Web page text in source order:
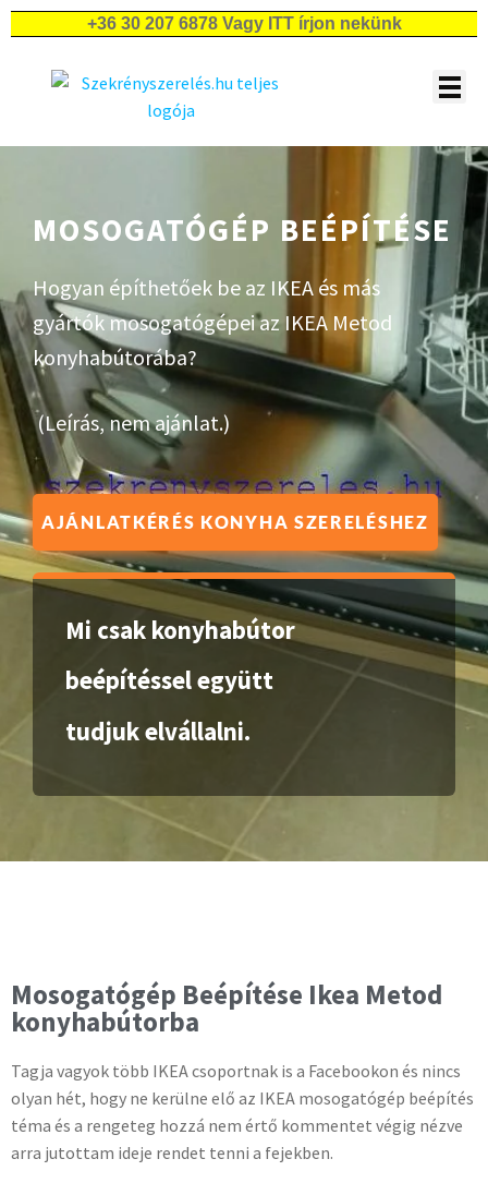
+36 30 207 6878 Vagy ITT írjon nekünk
MOSOGATÓGÉP BEÉPÍTÉSE
Hogyan építhetőek be az IKEA és más
gyártók mosogatógépei az IKEA Metod
konyhabútorába?
(Leírás, nem ajánlat.)
AJÁNLATKÉRÉS KONYHA SZERELÉSHEZ
Mi csak konyhabútor
beépítéssel együtt
tudjuk elvállalni.
Mosogatógép Beépítése Ikea Metod
konyhabútorba
Tagja vagyok több IKEA csoportnak is a Facebookon és nincs
olyan hét, hogy ne kerülne elő az IKEA mosogatógép beépítés
téma és a rengeteg hozzá nem értő kommentet végig nézve
arra jutottam ideje rendet tenni a fejekben.